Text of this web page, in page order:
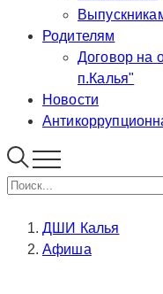
Родителям
Договор на
п.Калья"
Новости
ДШИ Калья
Афиша